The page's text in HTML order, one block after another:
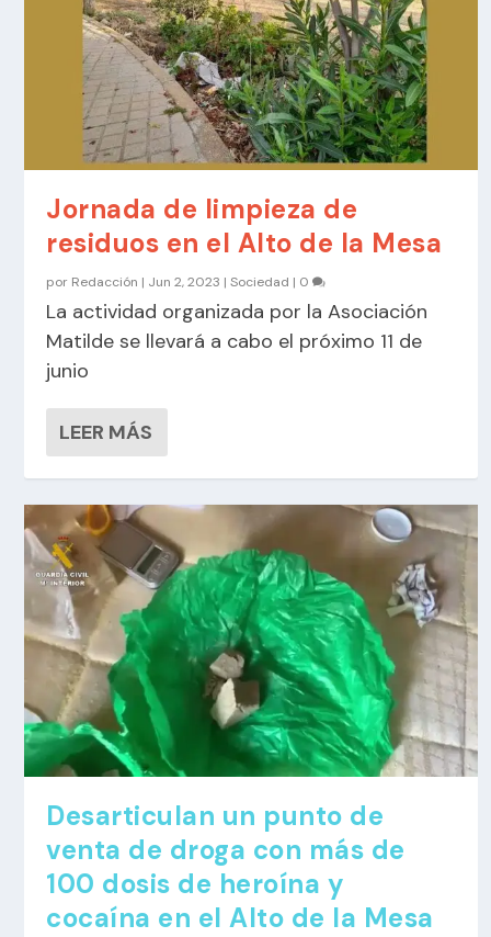
Jornada de limpieza de
residuos en el Alto de la Mesa
por Redacción | Jun 2, 2023 |Sociedad | 0
La actividad organizada por la Asociación
Matilde se llevará a cabo el próximo 11 de
junio
LEER MÁS
Desarticulan un punto de
venta de droga con más de
100 dosis de heroína y
cocaína en el Alto de la Mesa